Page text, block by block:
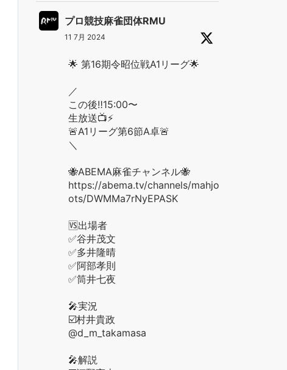
プロ競技麻雀団体RMU
11 7月 2024
🌟 第16期令昭位戦A1リーグ🌟
／
この後‼️15:00〜
生放送📺⚡️
🚨A1リーグ第6節A卓🚨
＼
🐝ABEMA麻雀チャンネル🐝
https://abema.tv/channels/mahjong/sl
ots/DWMMa7rNyEPASK
🆚出場者
✅谷井茂文
✅多井隆晴
✅阿部孝則
✅筒井七夜
🎤実況
☑️村井貴政
@d_m_takamasa
🎤解説